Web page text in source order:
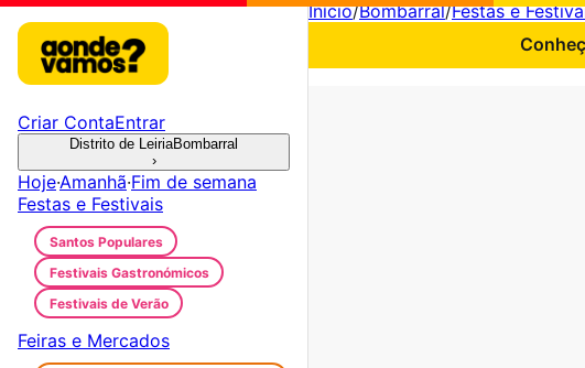
Início/Bombarral/Festas e
Criar ContaEntrar
Distrito de LeiriaBombarral
›
Hoje·Amanhã·Fim de semana
Festas e Festivais
Santos Populares
Festivais Gastronómicos
Festivais de Verão
Feiras e Mercados